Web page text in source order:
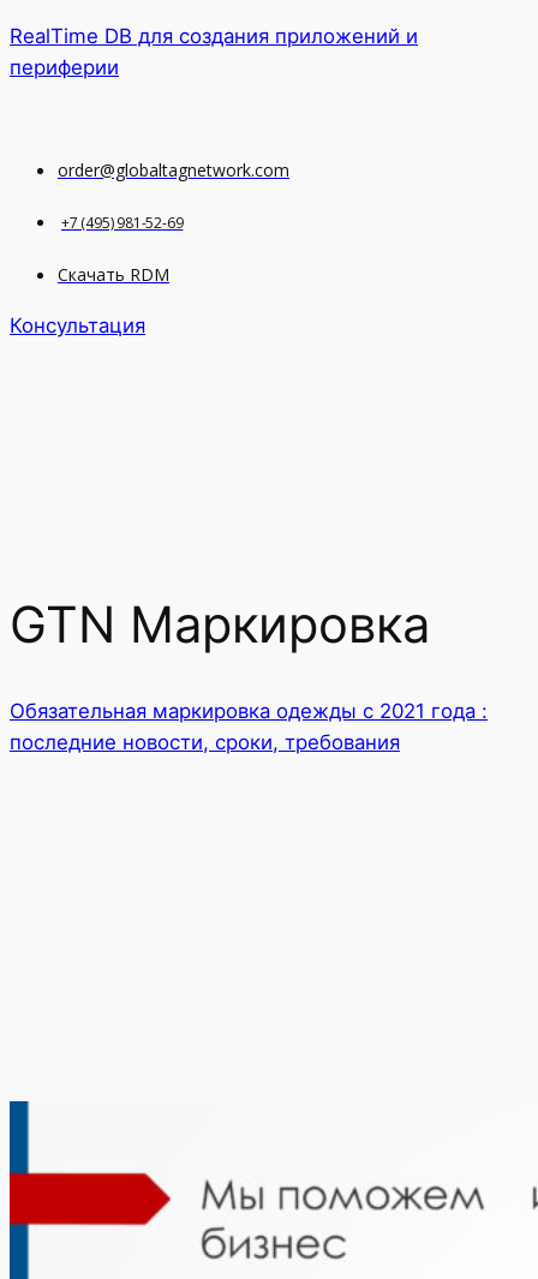
RealTime DB для создания приложений и
периферии
order@globaltagnetwork.com
+7 (495) 981-52-69
Скачать RDM
Консультация
GTN Маркировка
Обязательная маркировка одежды с 2021 года :
последние новости, сроки, требования